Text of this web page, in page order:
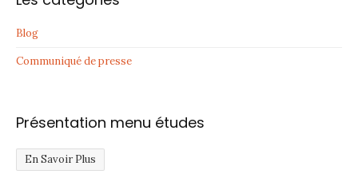
Blog
Communiqué de presse
Présentation menu études
En Savoir Plus